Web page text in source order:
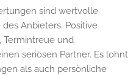
sind wertvolle
Anbieters. Positive
Termintreue und
seriösen Partner. Es lohnt
als auch persönliche